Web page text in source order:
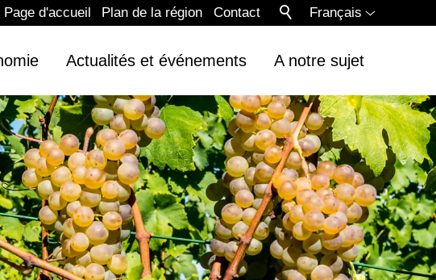
Français
Page d'accueil Plan de la région Contact
Actualités et événements A notre sujet